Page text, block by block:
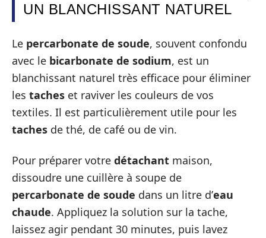
UN BLANCHISSANT NATUREL
Le percarbonate de soude, souvent confondu
avec le bicarbonate de sodium, est un
blanchissant naturel très efficace pour éliminer
les taches et raviver les couleurs de vos
textiles. Il est particulièrement utile pour les
taches de thé, de café ou de vin.
Pour préparer votre détachant maison,
dissoudre une cuillère à soupe de
percarbonate de soude dans un litre d’eau
chaude. Appliquez la solution sur la tache,
laissez agir pendant 30 minutes, puis lavez